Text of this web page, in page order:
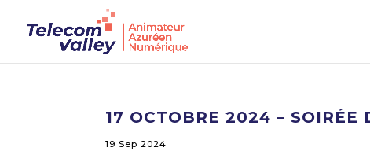
17 OCTOBRE 2024 –
19 Sep 2024